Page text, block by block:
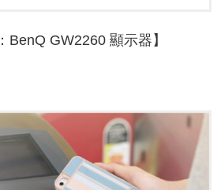
BenQ GW2260 顯示器】